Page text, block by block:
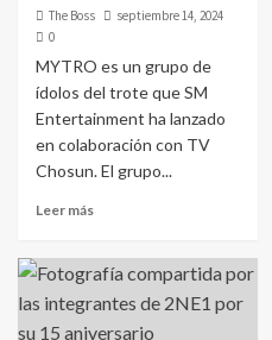
The Boss
septiembre 14, 2024
0
MYTRO es un grupo de
ídolos del trote que SM
Entertainment ha lanzado
en colaboración con TV
Chosun. El grupo...
Leer más